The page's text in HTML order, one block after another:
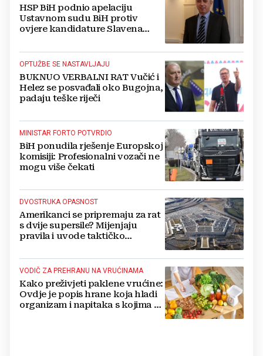
HSP BiH podnio apelaciju
Ustavnom sudu BiH protiv
ovjere kandidature Slavena
OPTUŽBE SE NASTAVLJAJU
BUKNUO VERBALNI RAT Vučić i
Helez se posvađali oko Bugojna,
padaju teške riječi
MINISTAR FORTO POTVRDIO
BiH ponudila rješenje Europskoj
komisiji: Profesionalni vozači ne
mogu više čekati
DVOSTRUKA OPASNOST
Amerikanci se pripremaju za rat
s dvije supersile? Mijenjaju
pravila i uvode taktičko
VODIČ ZA PREHRANU NA VRUĆINAMA
Kako preživjeti paklene vrućine:
Ovdje je popis hrane koja hladi
organizam i napitaka s kojima si